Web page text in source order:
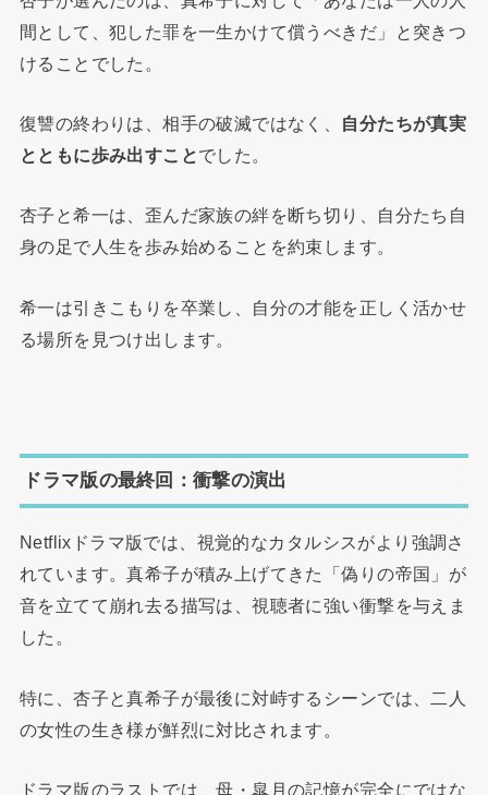
間として、犯した罪を一生かけて償うべきだ」と突きつ
けることでした。
復讐の終わりは、相手の破滅ではなく、 自分たちが真実
とともに歩み出すことでした。
杏子と希一は、歪んだ家族の絆を断ち切り、自分たち自
身の足で人生を歩み始めることを約束します。
希一は引きこもりを卒業し、自分の才能を正しく活かせ
る場所を見つけ出します。
ドラマ版の最終回：衝撃の演出
Netflixドラマ版では、視覚的なカタルシスがより強調さ
れています。真希子が積み上げてきた「偽りの帝国」が
音を立てて崩れ去る描写は、視聴者に強い衝撃を与えま
した。
特に、杏子と真希子が最後に対峙するシーンでは、二人
の女性の生き様が鮮烈に対比されます。
ドラマ版のラストでは、母・皐月の記憶が完全にではな